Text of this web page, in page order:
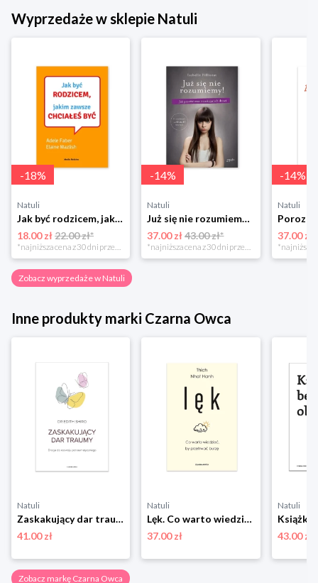
Wyprzedaże w sklepie Natuli
-18%
Natuli
Jak być rodzicem, jakim zawsze chciałeś być Media rodzina
18.00 zł22.00 zł*
*najniższa cena z 30 dni przed obniżką
-14%
Natuli
Już się nie rozumiemy! Jak przeżyć czas trzaskających drzwi Esprit
37.00 zł 43.00 zł*
*najniższa cena z 30 dni przed obniżką
-14%
Natuli
37.00 zł
Zobacz wyprzedaże w Natuli
Inne produkty marki Czarna Owca
Natuli
Zaskakujący dar traumy. Droga do rozwoju potraumatycznego Czarna owca
41.00 zł
Natuli
Lęk. Co warto wiedzieć, by przetrwać burzę Czarna owca
37.00 zł
Natuli
43.00 zł
Zobacz markę Czarna Owca